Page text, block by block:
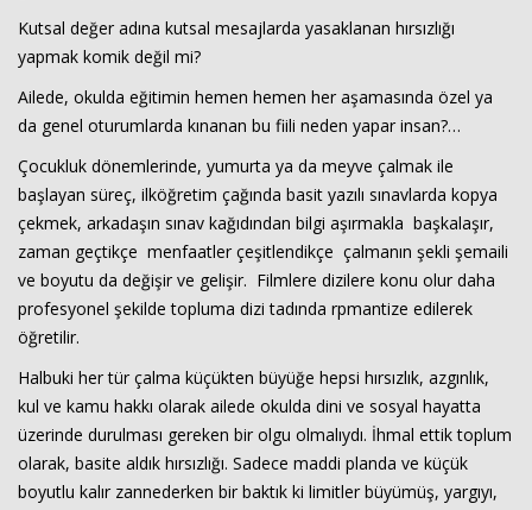
Kutsal değer adına kutsal mesajlarda yasaklanan hırsızlığı
yapmak komik değil mi?
Ailede, okulda eğitimin hemen hemen her aşamasında özel ya
da genel oturumlarda kınanan bu fiili neden yapar insan?…
Çocukluk dönemlerinde, yumurta ya da meyve çalmak ile
başlayan süreç, ilköğretim çağında basit yazılı sınavlarda kopya
çekmek, arkadaşın sınav kağıdından bilgi aşırmakla başkalaşır,
zaman geçtikçe menfaatler çeşitlendikçe çalmanın şekli şemaili
ve boyutu da değişir ve gelişir. Filmlere dizilere konu olur daha
profesyonel şekilde topluma dizi tadında rpmantize edilerek
öğretilir.
Halbuki her tür çalma küçükten büyüğe hepsi hırsızlık, azgınlık,
kul ve kamu hakkı olarak ailede okulda dini ve sosyal hayatta
üzerinde durulması gereken bir olgu olmalıydı. İhmal ettik toplum
olarak, basite aldık hırsızlığı. Sadece maddi planda ve küçük
boyutlu kalır zannederken bir baktık ki limitler büyümüş, yargıyı,